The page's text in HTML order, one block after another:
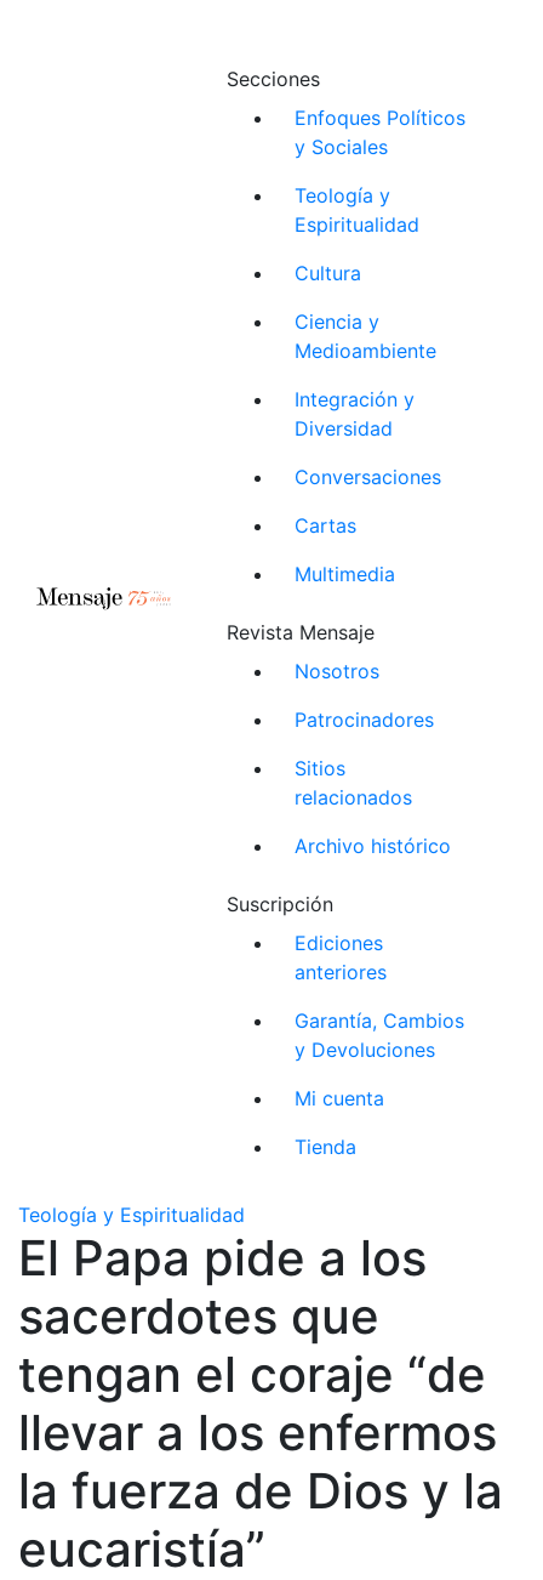
Secciones
Enfoques Políticos
y Sociales
Teología y
Espiritualidad
Cultura
Ciencia y
Medioambiente
Integración y
Diversidad
Conversaciones
Cartas
Multimedia
Revista Mensaje
Nosotros
Patrocinadores
Sitios
relacionados
Archivo histórico
Suscripción
Ediciones
anteriores
Garantía, Cambios
y Devoluciones
Mi cuenta
Tienda
Teología y Espiritualidad
El Papa pide a los
sacerdotes que
tengan el coraje “de
llevar a los enfermos
la fuerza de Dios y la
eucaristía”